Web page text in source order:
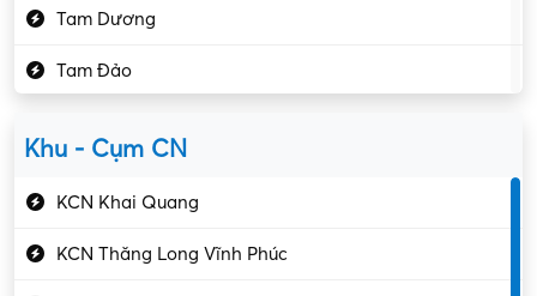
Kiểm soát chất lượng
Kỹ sư cơ khí
Kỹ sư điện
Kỹ thuật cao
Tam Dương
Tam Đảo
Khu - Cụm CN
KCN Khai Quang
KCN Thăng Long Vĩnh Phúc